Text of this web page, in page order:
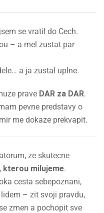
se vratil do Cech.
– a mel zustat par
a ja zustal uplne.
prave DAR za DAR.
pevne predstavy o
me dokaze prekvapit.
ze skutecne
kterou milujeme.
cesta sebepoznani,
– zit svoji pravdu,
zmen a pochopit sve